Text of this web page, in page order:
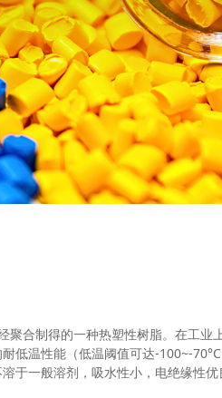
合制得的一种热塑性树脂。在工业
低温性能（低温阈值可达-100~-
于一般溶剂，吸水性小，电绝缘性优